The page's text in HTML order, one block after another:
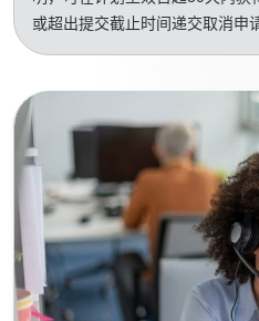
或超出提交截止时间递交取消申